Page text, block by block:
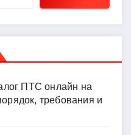
ПТС онлайн на
требования и